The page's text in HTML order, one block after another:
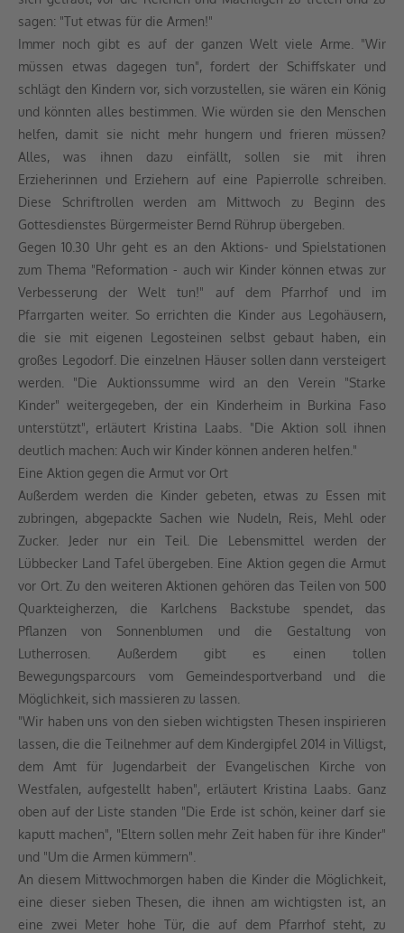
sagen: "Tut etwas für die Armen!"
Immer noch gibt es auf der ganzen Welt viele Arme. "Wir
müssen etwas dagegen tun", fordert der Schiffskater und
schlägt den Kindern vor, sich vorzustellen, sie wären ein König
und könnten alles bestimmen. Wie würden sie den Menschen
helfen, damit sie nicht mehr hungern und frieren müssen?
Alles, was ihnen dazu einfällt, sollen sie mit ihren
Erzieherinnen und Erziehern auf eine Papierrolle schreiben.
Diese Schriftrollen werden am Mittwoch zu Beginn des
Gottesdienstes Bürgermeister Bernd Rührup übergeben.
Gegen 10.30 Uhr geht es an den Aktions- und Spielstationen
zum Thema "Reformation - auch wir Kinder können etwas zur
Verbesserung der Welt tun!" auf dem Pfarrhof und im
Pfarrgarten weiter. So errichten die Kinder aus Legohäusern,
die sie mit eigenen Legosteinen selbst gebaut haben, ein
großes Legodorf. Die einzelnen Häuser sollen dann versteigert
werden. "Die Auktionssumme wird an den Verein "Starke
Kinder" weitergegeben, der ein Kinderheim in Burkina Faso
unterstützt", erläutert Kristina Laabs. "Die Aktion soll ihnen
deutlich machen: Auch wir Kinder können anderen helfen."
Eine Aktion gegen die Armut vor Ort
Außerdem werden die Kinder gebeten, etwas zu Essen mit
zubringen, abgepackte Sachen wie Nudeln, Reis, Mehl oder
Zucker. Jeder nur ein Teil. Die Lebensmittel werden der
Lübbecker Land Tafel übergeben. Eine Aktion gegen die Armut
vor Ort. Zu den weiteren Aktionen gehören das Teilen von 500
Quarkteigherzen, die Karlchens Backstube spendet, das
Pflanzen von Sonnenblumen und die Gestaltung von
Lutherrosen. Außerdem gibt es einen tollen
Bewegungsparcours vom Gemeindesportverband und die
Möglichkeit, sich massieren zu lassen.
"Wir haben uns von den sieben wichtigsten Thesen inspirieren
lassen, die die Teilnehmer auf dem Kindergipfel 2014 in Villigst,
dem Amt für Jugendarbeit der Evangelischen Kirche von
Westfalen, aufgestellt haben", erläutert Kristina Laabs. Ganz
oben auf der Liste standen "Die Erde ist schön, keiner darf sie
kaputt machen", "Eltern sollen mehr Zeit haben für ihre Kinder"
und "Um die Armen kümmern".
An diesem Mittwochmorgen haben die Kinder die Möglichkeit,
eine dieser sieben Thesen, die ihnen am wichtigsten ist, an
eine zwei Meter hohe Tür, die auf dem Pfarrhof steht, zu